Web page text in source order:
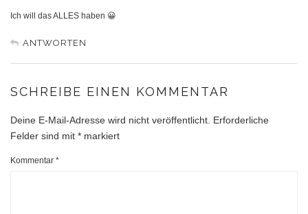
Ich will das ALLES haben 😀
ANTWORTEN
SCHREIBE EINEN KOMMENTAR
Deine E-Mail-Adresse wird nicht veröffentlicht. Erforderliche
Felder sind mit * markiert
Kommentar *